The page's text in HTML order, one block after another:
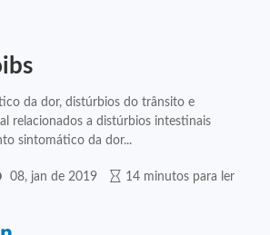
da dor, distúrbios do trânsito e
relacionados a distúrbios intestinais
sintomático da dor...
08, jan de 2019 14 minutos para ler